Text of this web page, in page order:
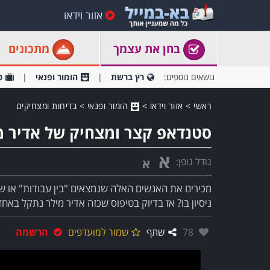
אזור וידאו
בחן את עצמך מתכונים
נושאים נוספים: רץ ברשת הומור ופנאי
ראשי > אזור וידאו > הומור ופנאי >בדיחות ומצחיקים
סטנדאפ קצר ומצחיק של אדיר
גודל גופן: א א
מכירים את האנשים האלה שנמצאים "בין עבודות"
ניסיון בו? אז בדיוק בטיפוס שכזה אדיר מילר נתקל
אהבו:
78 שתף שמור למועדפים הרשמה